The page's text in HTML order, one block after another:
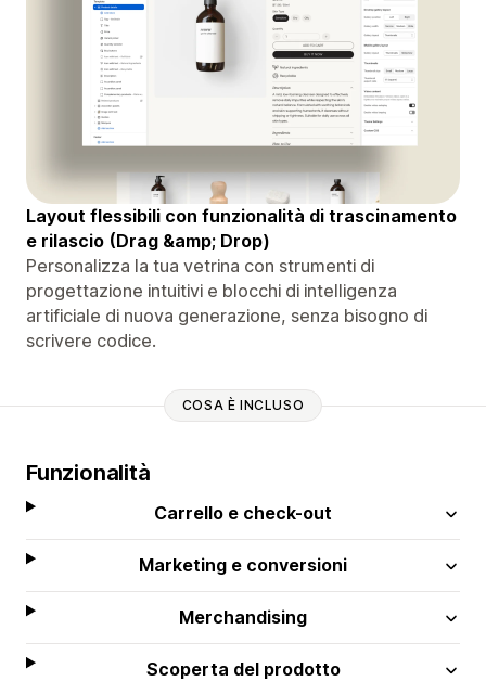
Layout flessibili con funzionalità di trascinamento
e rilascio (Drag &amp; Drop)
Personalizza la tua vetrina con strumenti di
progettazione intuitivi e blocchi di intelligenza
artificiale di nuova generazione, senza bisogno di
scrivere codice.
COSA È INCLUSO
Funzionalità
Carrello e check-out
Marketing e conversioni
Merchandising
Scoperta del prodotto